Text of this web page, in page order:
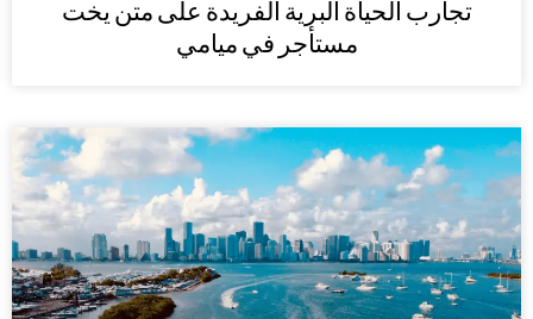
تجارب الحياة البرية الفريدة على متن يخت
مستأجر في ميامي